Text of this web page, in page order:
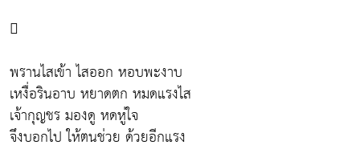

พรานไสเข้า ไสออก หอบพะงาบ
เหงื่อรินอาบ หยาดตก หมดแรงไส
เจ้ากุญชร มองดู หดหู่ใจ
จึงบอกไป ให้ตนช่วย ด้วยอีกแรง